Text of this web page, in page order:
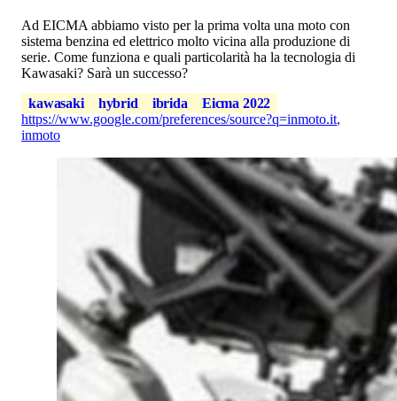
Ad EICMA abbiamo visto per la prima volta una moto con
sistema benzina ed elettrico molto vicina alla produzione di
serie. Come funziona e quali particolarità ha la tecnologia di
Kawasaki? Sarà un successo?
kawasaki
hybrid ibrida
Eicma 2022
https://www.google.com/preferences/source?q=inmoto.it,
inmoto